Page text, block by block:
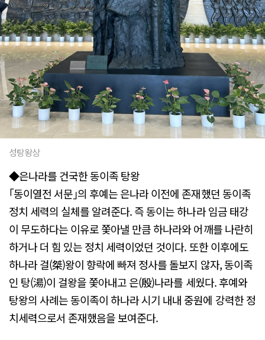
성탕왕상
◆은나라를 건국한 동이족 탕왕
｢동이열전 서문｣의 후예는 은나라 이전에 존재했던 동이족
정치 세력의 실체를 알려준다. 즉 동이는 하나라 임금 태강
이 무도하다는 이유로 쫓아낼 만큼 하나라와 어깨를 나란히
하거나 더 힘 있는 정치 세력이었던 것이다. 또한 이후에도
하나라 걸(桀)왕이 향락에 빠져 정사를 돌보지 않자, 동이족
인 탕(湯)이 걸왕을 쫓아내고 은(殷)나라를 세웠다. 후예와
탕왕의 사례는 동이족이 하나라 시기 내내 중원에 강력한 정
치세력으로서 존재했음을 보여준다.